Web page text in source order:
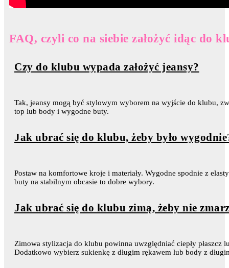
FAQ, czyli co na siebie założyć idąc do
Czy do klubu wypada założyć jeansy?
Tak, jeansy mogą być stylowym wyborem na wyjście do klubu,
top lub body i wygodne buty.
Jak ubrać się do klubu, żeby było
Postaw na komfortowe kroje i materiały. Wygodne spodnie z
buty na stabilnym obcasie to dobre wybory.
Jak ubrać się do klubu zimą, żeby nie
Zimowa stylizacja do klubu powinna uwzględniać ciepły płaszcz
Dodatkowo wybierz sukienkę z długim rękawem lub body z